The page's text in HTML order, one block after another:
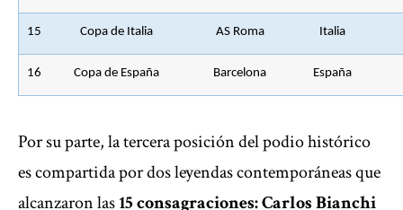
15 Copa de Italia AS Roma Italia
16 Copa de España Barcelona España
Por su parte, la tercera posición del podio histórico
es compartida por dos leyendas contemporáneas que
alcanzaron las15 consagraciones: Carlos Bianchi